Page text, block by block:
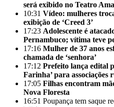
será exibido no Teatro
10:31 Vídeo: mulheres
exibição de ‘Creed 3’
17:23 Adolescente é
Pernambuco; vítima teve
17:16 Mulher de 37 anos
chamada de ‘senhora’
17:12 Prefeito lança edital
Farinha’ para associações
17:05 Filhas encontram
Nova Floresta
16:51 Poupança tem saque